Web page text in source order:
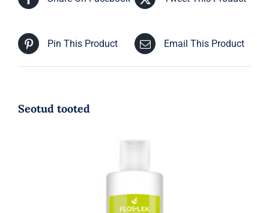
Pin This Product Email This Product
Seotud tooted